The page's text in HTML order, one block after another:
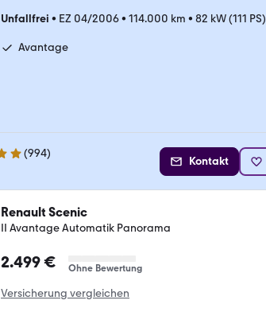
Unfallfrei • EZ 04/2006• 114.000 km • 82 kW (111 PS)
Avantage
(994)
Kontakt
Renault Scenic
II Avantage Automatik Panorama
2.499 € Ohne Bewertung
Versicherung vergleichen